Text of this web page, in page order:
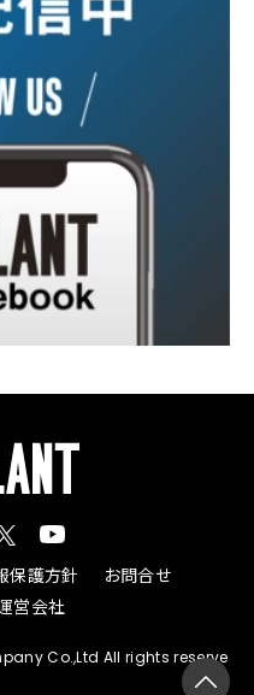
保護方針
お問合せ
営会社
Co.,Ltd All rights reserve